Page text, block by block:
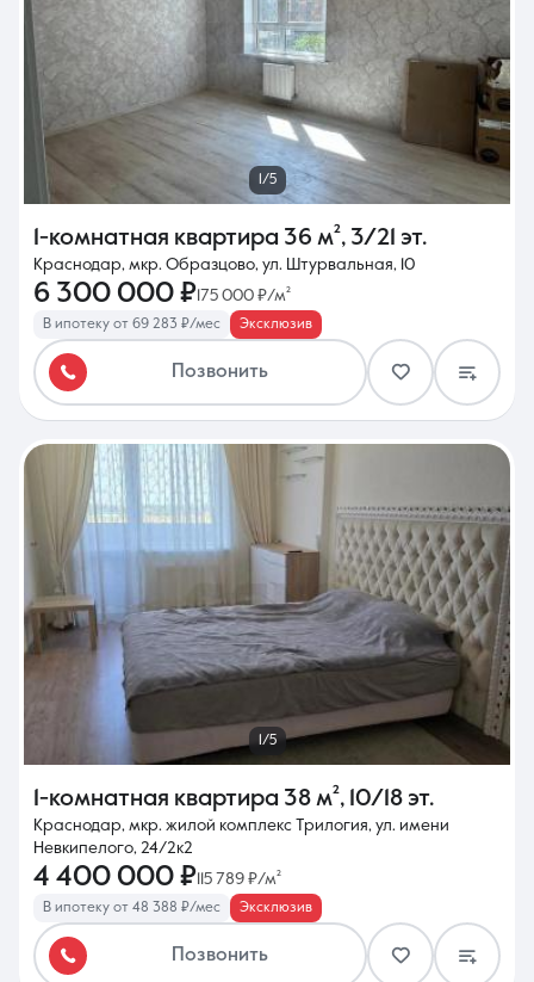
1/5
1-комнатная квартира 36 м², 3/21 эт.
Краснодар, мкр. Образцово, ул. Штурвальная, 10
6 300 000 ₽175 000 ₽/м²
В ипотеку от 69 283 ₽/мес Эксклюзив
Позвонить
1/5
1-комнатная квартира 38 м², 10/18 эт.
Краснодар, мкр. жилой комплекс Трилогия, ул. имени
Невкипелого, 24/2к2
4 400 000 ₽ 115 789 ₽/м²
В ипотеку от 48 388 ₽/мес Эксклюзив
Позвонить